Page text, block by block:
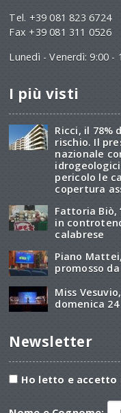
Tel. +39 081 823 6724
Fax +39 081 311 0526
Lunedì - Venerdì: 9:00 -
I più visti
Ricci, il 78%
rischio. Il
nazionale
pericolo le
copertura
Fattoria Biò,
in
calabrese
Piano
promosso
Miss
domenica
Newsletter
Ho letto e accetto